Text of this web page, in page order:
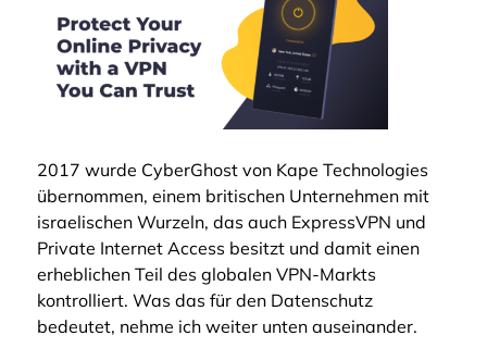
2017 wurde CyberGhost von Kape Technologies
übernommen, einem britischen Unternehmen mit
israelischen Wurzeln, das auch ExpressVPN und
Private Internet Access besitzt und damit einen
erheblichen Teil des globalen VPN-Markts
kontrolliert. Was das für den Datenschutz
bedeutet, nehme ich weiter unten auseinander.